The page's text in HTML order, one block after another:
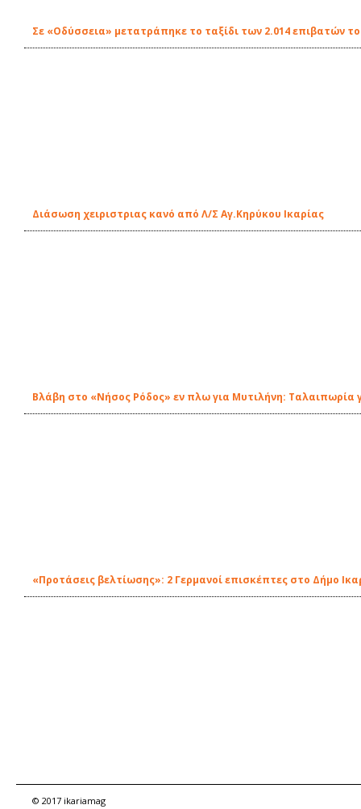
Σε «Οδύσσεια» μετατράπηκε το ταξίδι των 2.014 επιβατών
Διάσωση χειριστριας κανό από Λ/Σ Αγ.Κηρύκου Ικαρίας
Βλάβη στο «Νήσος Ρόδος» εν πλω για Μυτιλήνη: Ταλαιπωρία
«Προτάσεις βελτίωσης»: 2 Γερμανοί επισκέπτες στο Δήμο
© 2017 ikariamag